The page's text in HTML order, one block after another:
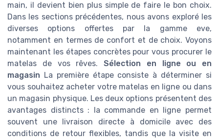
main, il devient bien plus simple de faire le bon choix.
Dans les sections précédentes, nous avons exploré les
diverses options offertes par la gamme eve,
notamment en termes de confort et de choix. Voyons
maintenant les étapes concrètes pour vous procurer le
matelas de vos rêves. Sélection en ligne ou en
magasin La première étape consiste à déterminer si
vous souhaitez acheter votre matelas en ligne ou dans
un magasin physique. Les deux options présentent des
avantages distincts : la commande en ligne permet
souvent une livraison directe à domicile avec des
conditions de retour flexibles, tandis que la visite en